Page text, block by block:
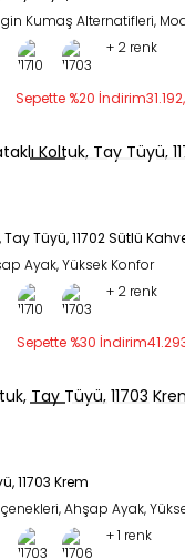
+ 2 renk
Sepette %20 İndirim
Tay Tüyü, 11702 Sütlü
Ayak, Yüksek Konfor
+ 2 renk
Sepette %30 İndirim
11703 Krem
Ahşap Ayak,
+1 renk